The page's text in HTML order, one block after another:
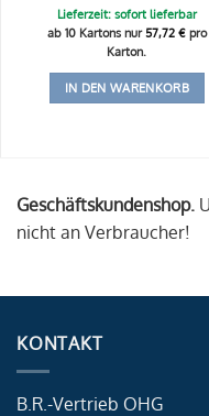
Lieferzeit: sofort lieferbar
ab 10 Kartons nur57,72 €pro
Karton.
IN DEN WARENKORB
Geschäftskundenshop.
nicht an Verbraucher!
KONTAKT
B.R.-Vertrieb OHG